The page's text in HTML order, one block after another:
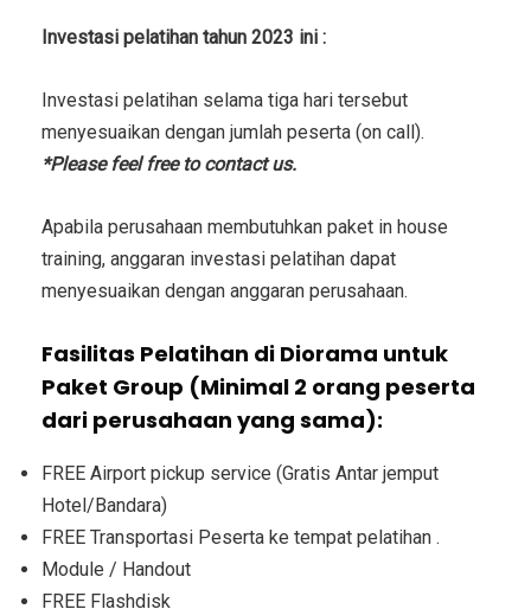
Investasi pelatihan tahun 2023 ini :
Investasi pelatihan selama tiga hari tersebut
menyesuaikan dengan jumlah peserta (on call).
*Please feel free to contact us.
Apabila perusahaan membutuhkan paket in house
training, anggaran investasi pelatihan dapat
menyesuaikan dengan anggaran perusahaan.
Fasilitas Pelatihan di Diorama untuk
Paket Group (Minimal 2 orang peserta
dari perusahaan yang sama):
FREE Airport pickup service (Gratis Antar jemput
Hotel/Bandara)
FREE Transportasi Peserta ke tempat pelatihan .
Module / Handout
FREE Flashdisk